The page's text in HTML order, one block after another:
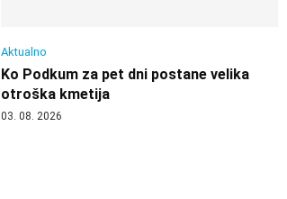
Aktualno
Ko Podkum za pet dni postane velika
otroška kmetija
03. 08. 2026